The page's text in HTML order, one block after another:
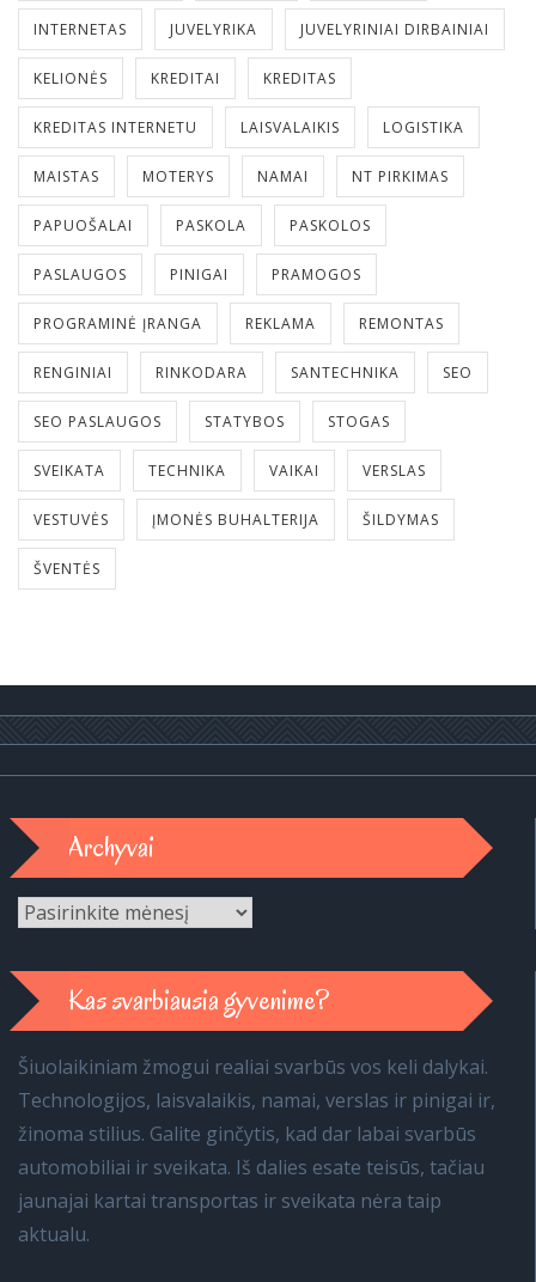
INTERNETAS JUVELYRIKA JUVELYRINIAI DIRBAINIAI
KELIONĖS KREDITAI KREDITAS
KREDITAS INTERNETU LAISVALAIKIS LOGISTIKA
MAISTAS MOTERYS NAMAI NT PIRKIMAS
PAPUOŠALAI PASKOLA PASKOLOS
PASLAUGOS PINIGAI PRAMOGOS
PROGRAMINĖ ĮRANGA REKLAMA REMONTAS
RENGINIAI RINKODARA SANTECHNIKA SEO
SEO PASLAUGOS STATYBOS STOGAS
SVEIKATA TECHNIKA VAIKAI VERSLAS
VESTUVĖS ĮMONĖS BUHALTERIJA ŠILDYMAS
ŠVENTĖS
Archyvai
Archyvai
Kas svarbiausia gyvenime?
Šiuolaikiniam žmogui realiai svarbūs vos keli dalykai.
Technologijos, laisvalaikis, namai, verslas ir pinigai ir,
žinoma stilius. Galite ginčytis, kad dar labai svarbūs
automobiliai ir sveikata. Iš dalies esate teisūs, tačiau
jaunajai kartai transportas ir sveikata nėra taip
aktualu.